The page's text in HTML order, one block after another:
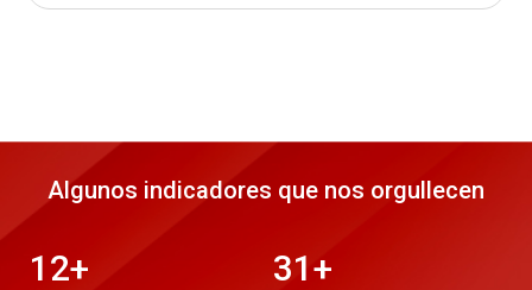
Algunos indicadores que nos orgullecen
12+ 31+